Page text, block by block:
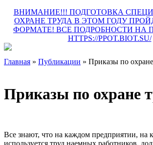
ВНИМАНИЕ!!! ПОДГОТОВКА
ОХРАНЕ ТРУДА В ЭТОМ ГОДУ
ФОРМАТЕ! ВСЕ ПОДРОБНОСТИ НА
HTTPS://PPOT.BIOT.SU/
Главная » Публикации » Приказы по
Приказы по охране
Все знают, что на каждом предприятии, на
используется труд наемных работников,